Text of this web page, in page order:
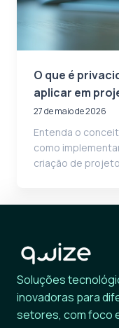
O que é
aplicar em
27 de maio de 2026
Entenda o
como
criação de
Soluções
inovadoras para
setores, com foco